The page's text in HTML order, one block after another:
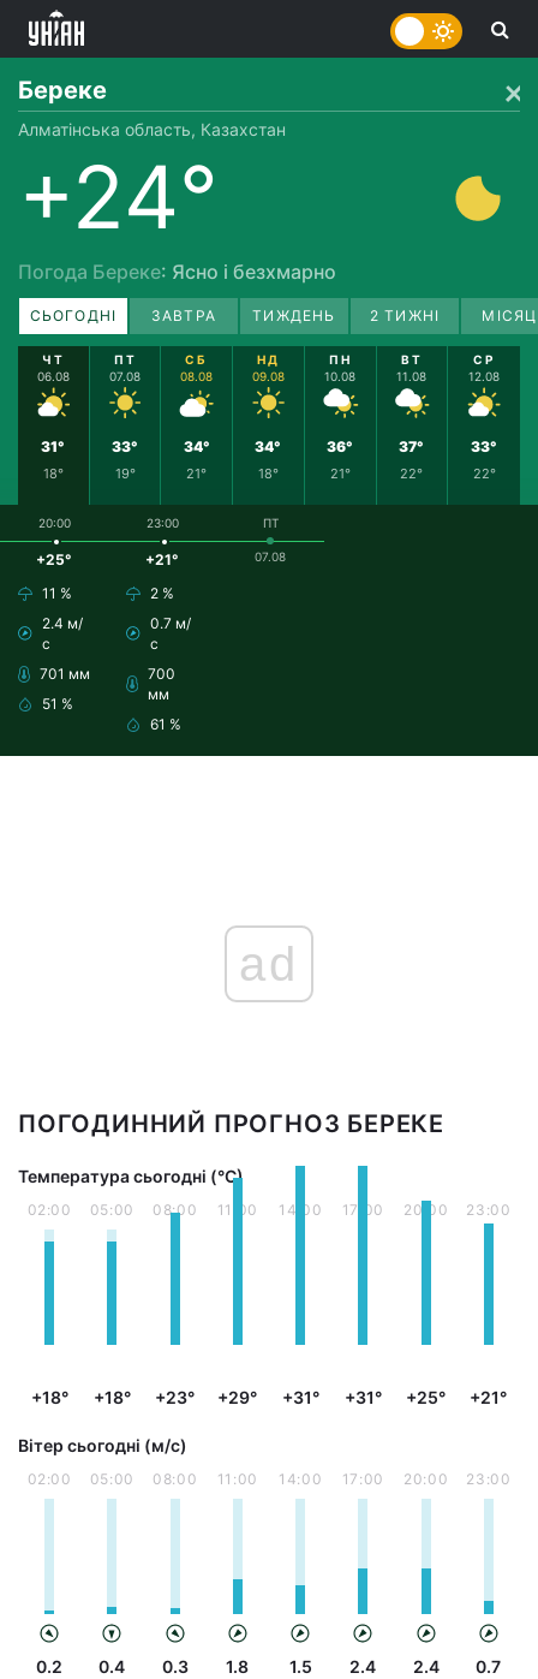
Береке
Алматінська область, Казахстан
+24°
Погода Береке: Ясно і безхмарно
СЬОГОДНІ ЗАВТРА ТИЖДЕНЬ 2 ТИЖНІ
ЧТ
06.08
31°
18°
ПТ
07.08
33°
19°
СБ
08.08
34°
21°
НД
09.08
34°
18°
ПН
10.08
36°
21°
ВТ
11.08
37°
22°
СР
12.08
33°
22°
20:00
+25°
11 %
2.4 м/
с
701 мм
51 %
23:00
+21°
2 %
0.7 м/
с
700
мм
61 %
ПТ
07.08
ad
ПОГОДИННИЙ ПРОГНОЗ БЕРЕКЕ
Температура сьогодні (°С)
02:00
+18°
05:00
+18°
08:00
+23°
11:00
+29°
14:00
+31°
17:00
+31°
20:00
+25°
23:00
+21°
Вітер сьогодні (м/с)
02:00
0.2
05:00
0.4
08:00
0.3
11:00
1.8
14:00
1.5
17:00
2.4
20:00
2.4
23:00
0.7